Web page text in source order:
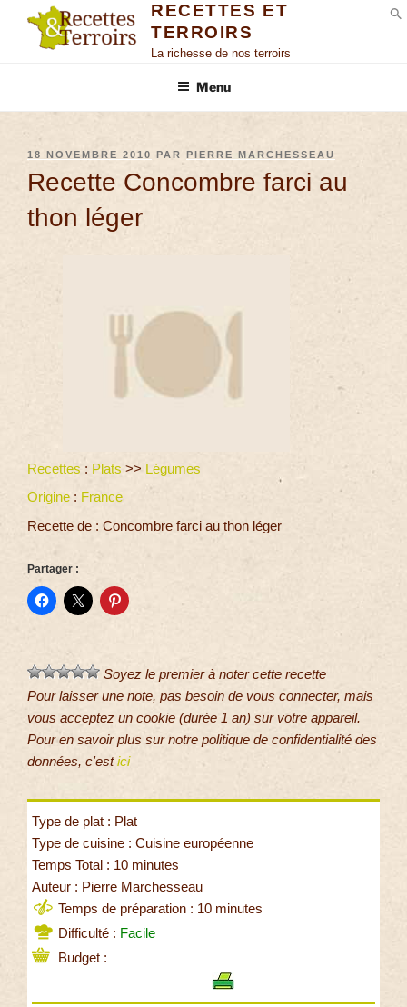
RECETTES ET
TERROIRS
La richesse de nos terroirs
Menu
18 NOVEMBRE 2010 PAR PIERRE MARCHESSEAU
Recette Concombre farci au
thon léger
Recettes : Plats >> Légumes
Origine : France
Recette de : Concombre farci au thon léger
Partager :
Soyez le premier à noter cette recette
Pour laisser une note, pas besoin de vous connecter, mais
vous acceptez un cookie (durée 1 an) sur votre appareil.
Pour en savoir plus sur notre politique de confidentialité des
données, c'estici
Type de plat : Plat
Type de cuisine : Cuisine européenne
Temps Total : 10 minutes
Auteur : Pierre Marchesseau
Temps de préparation : 10 minutes
Difficulté : Facile
Budget :